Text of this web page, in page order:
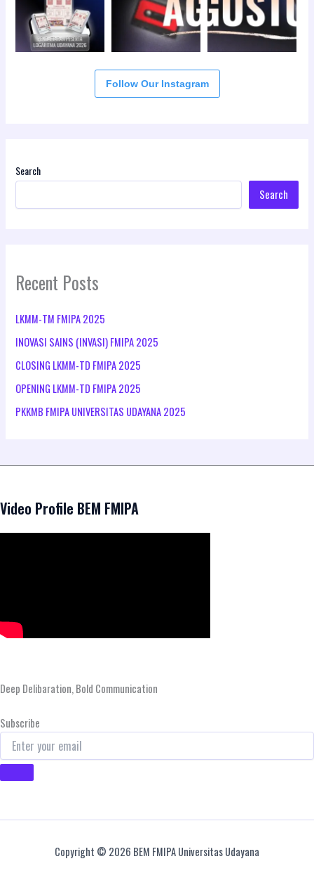
Follow Our Instagram
Search
Search
Recent Posts
LKMM-TM FMIPA 2025
INOVASI SAINS (INVASI) FMIPA 2025
CLOSING LKMM-TD FMIPA 2025
OPENING LKMM-TD FMIPA 2025
PKKMB FMIPA UNIVERSITAS UDAYANA 2025
Video Profile BEM FMIPA
Deep Delibaration, Bold Communication
Subscribe
Copyright © 2026 BEM FMIPA Universitas Udayana